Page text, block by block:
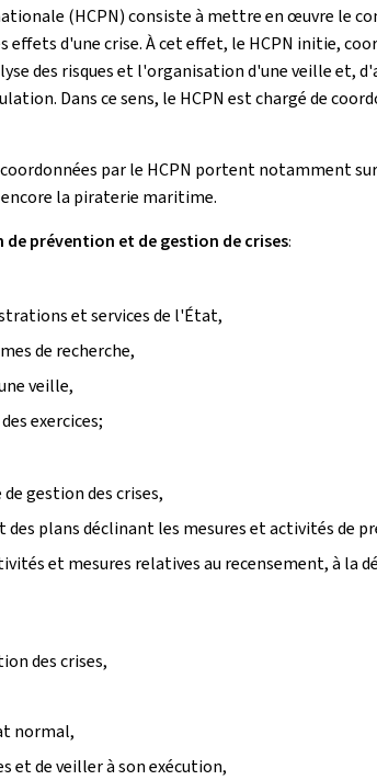
(HCPN) consiste à mettre en œuvre le
d'une crise. À cet effet, le HCPN initie,
des risques et l'organisation d'une veille et,
Dans ce sens, le HCPN est chargé de
par le HCPN portent notamment
la piraterie maritime.
de prévention et de gestion de crises:
et services de l'État,
de recherche,
veille,
exercices;
gestion des crises,
plans déclinant les mesures et activités de
et mesures relatives au recensement, à
des crises,
normal,
et de veiller à son exécution,